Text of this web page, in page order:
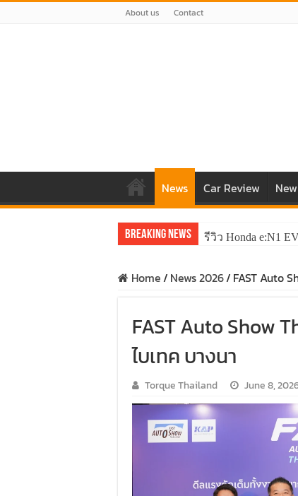
About us Contact
News Car Review
Breaking News รีวิว Honda e:N1
Home/ News 2026/ FAST Auto
FAST Auto Show
ไบเทค บางนา
Torque Thailand June 8,